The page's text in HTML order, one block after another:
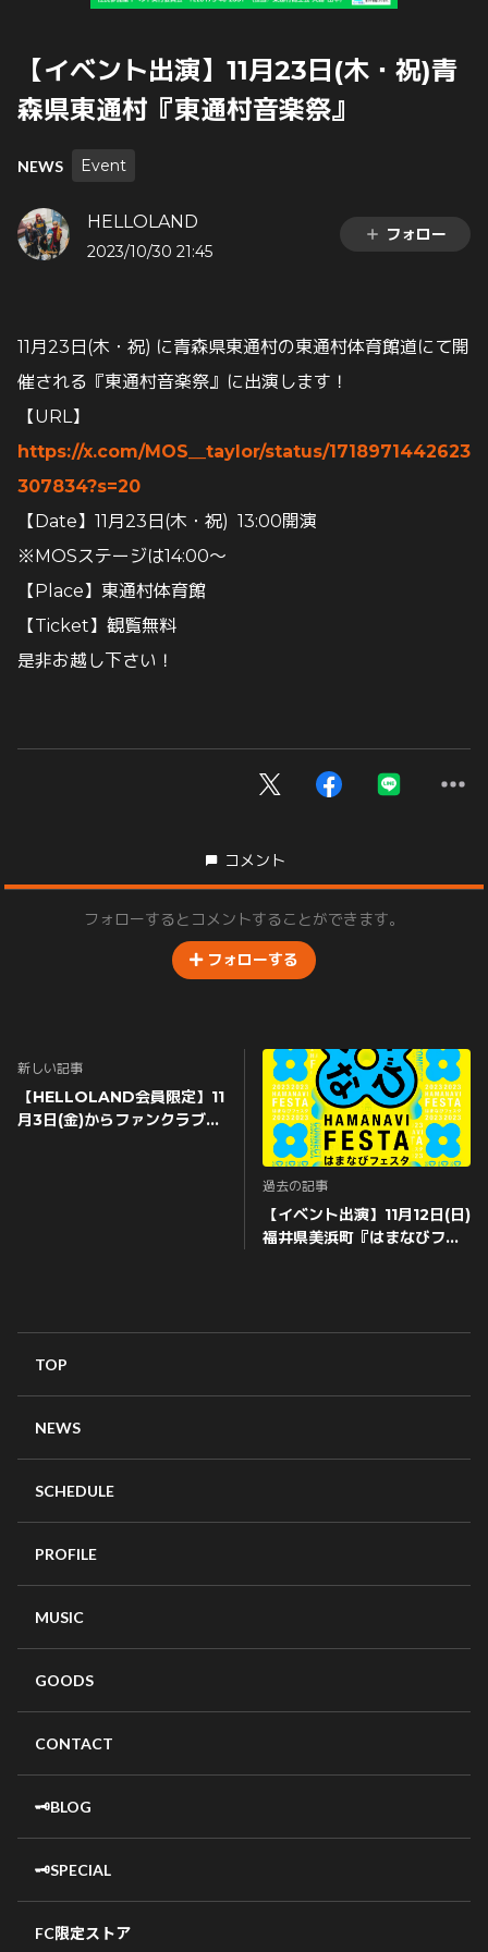
【イベント出演】11月23日(木・祝)青
森県東通村『東通村音楽祭』
NEWS Event
HELLOLAND
2023/10/30 21:45
フォロー
11月23日(木・祝) に青森県東通村の東通村体育館道にて開
催される『東通村音楽祭』に出演します！
【URL】
https://x.com/MOS__taylor/status/1718971442623
307834?s=20
【Date】11月23日(木・祝) 13:00開演
※MOSステージは14:00～
【Place】東通村体育館
【Ticket】観覧無料
是非お越し下さい！
コメント
フォローするとコメントすることができます。
フォローする
新しい記事
【HELLOLAND会員限定】11
月3日(金)からファンクラブ先
過去の記事
【イベント出演】11月12日(日)
福井県美浜町『はまなびフェ
TOP
NEWS
SCHEDULE
PROFILE
MUSIC
GOODS
CONTACT
🗝️BLOG
🗝️SPECIAL
FC限定ストア